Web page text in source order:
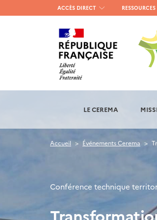
Menu
haut
gauche
ACCÈS DIRECT RESSOURCES
LE CEREMA
Accueil Événements Cerema
Conférence technique